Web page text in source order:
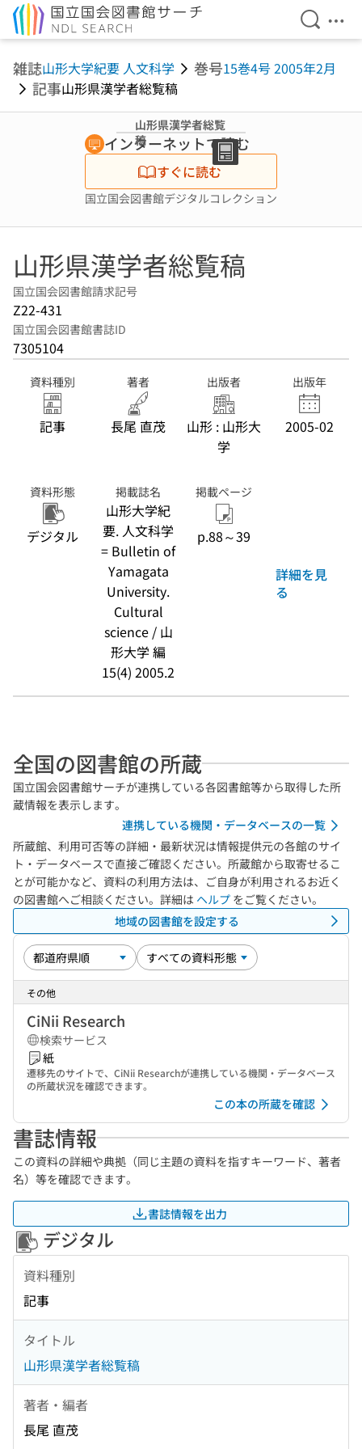
検索を
メ
雑誌山形大学紀要 人文科学 巻号15巻4号 2005年2月
記事山形県漢学者総覧稿
山形県漢学者総覧
稿
インターネットで読む
すぐに読む
国立国会図書館デジタルコレクション
山形県漢学者総覧稿
国立国会図書館請求記号
Z22-431
国立国会図書館書誌ID
7305104
資料種別
記事
著者
長尾 直茂
出版者
山形 : 山形大
学
出版年
2005-02
資料形態
デジタル
掲載誌名
山形大学紀
要. 人文科学
= Bulletin of
Yamagata
University.
Cultural
science / 山
形大学 編
15(4) 2005.2
掲載ページ
p.88～39
詳細を見
る
全国の図書館の所蔵
国立国会図書館サーチが連携している各図書館等から取得した所
蔵情報を表示します。
連携している機関・データベースの一覧
所蔵館、利用可否等の詳細・最新状況は情報提供元の各館のサイ
ト・データベースで直接ご確認ください。所蔵館から取寄せるこ
とが可能かなど、資料の利用方法は、ご自身が利用されるお近く
の図書館へご相談ください。詳細は ヘルプ をご覧ください。
地域の図書館を設定する
その他
CiNii Research
検索サービス
紙
遷移先のサイトで、CiNii Researchが連携している機関・データベース
の所蔵状況を確認できます。
この本の所蔵を確認
書誌情報
この資料の詳細や典拠（同じ主題の資料を指すキーワード、著者
名）等を確認できます。
書誌情報を出力
デジタル
資料種別
記事
タイトル
山形県漢学者総覧稿
著者・編者
長尾 直茂